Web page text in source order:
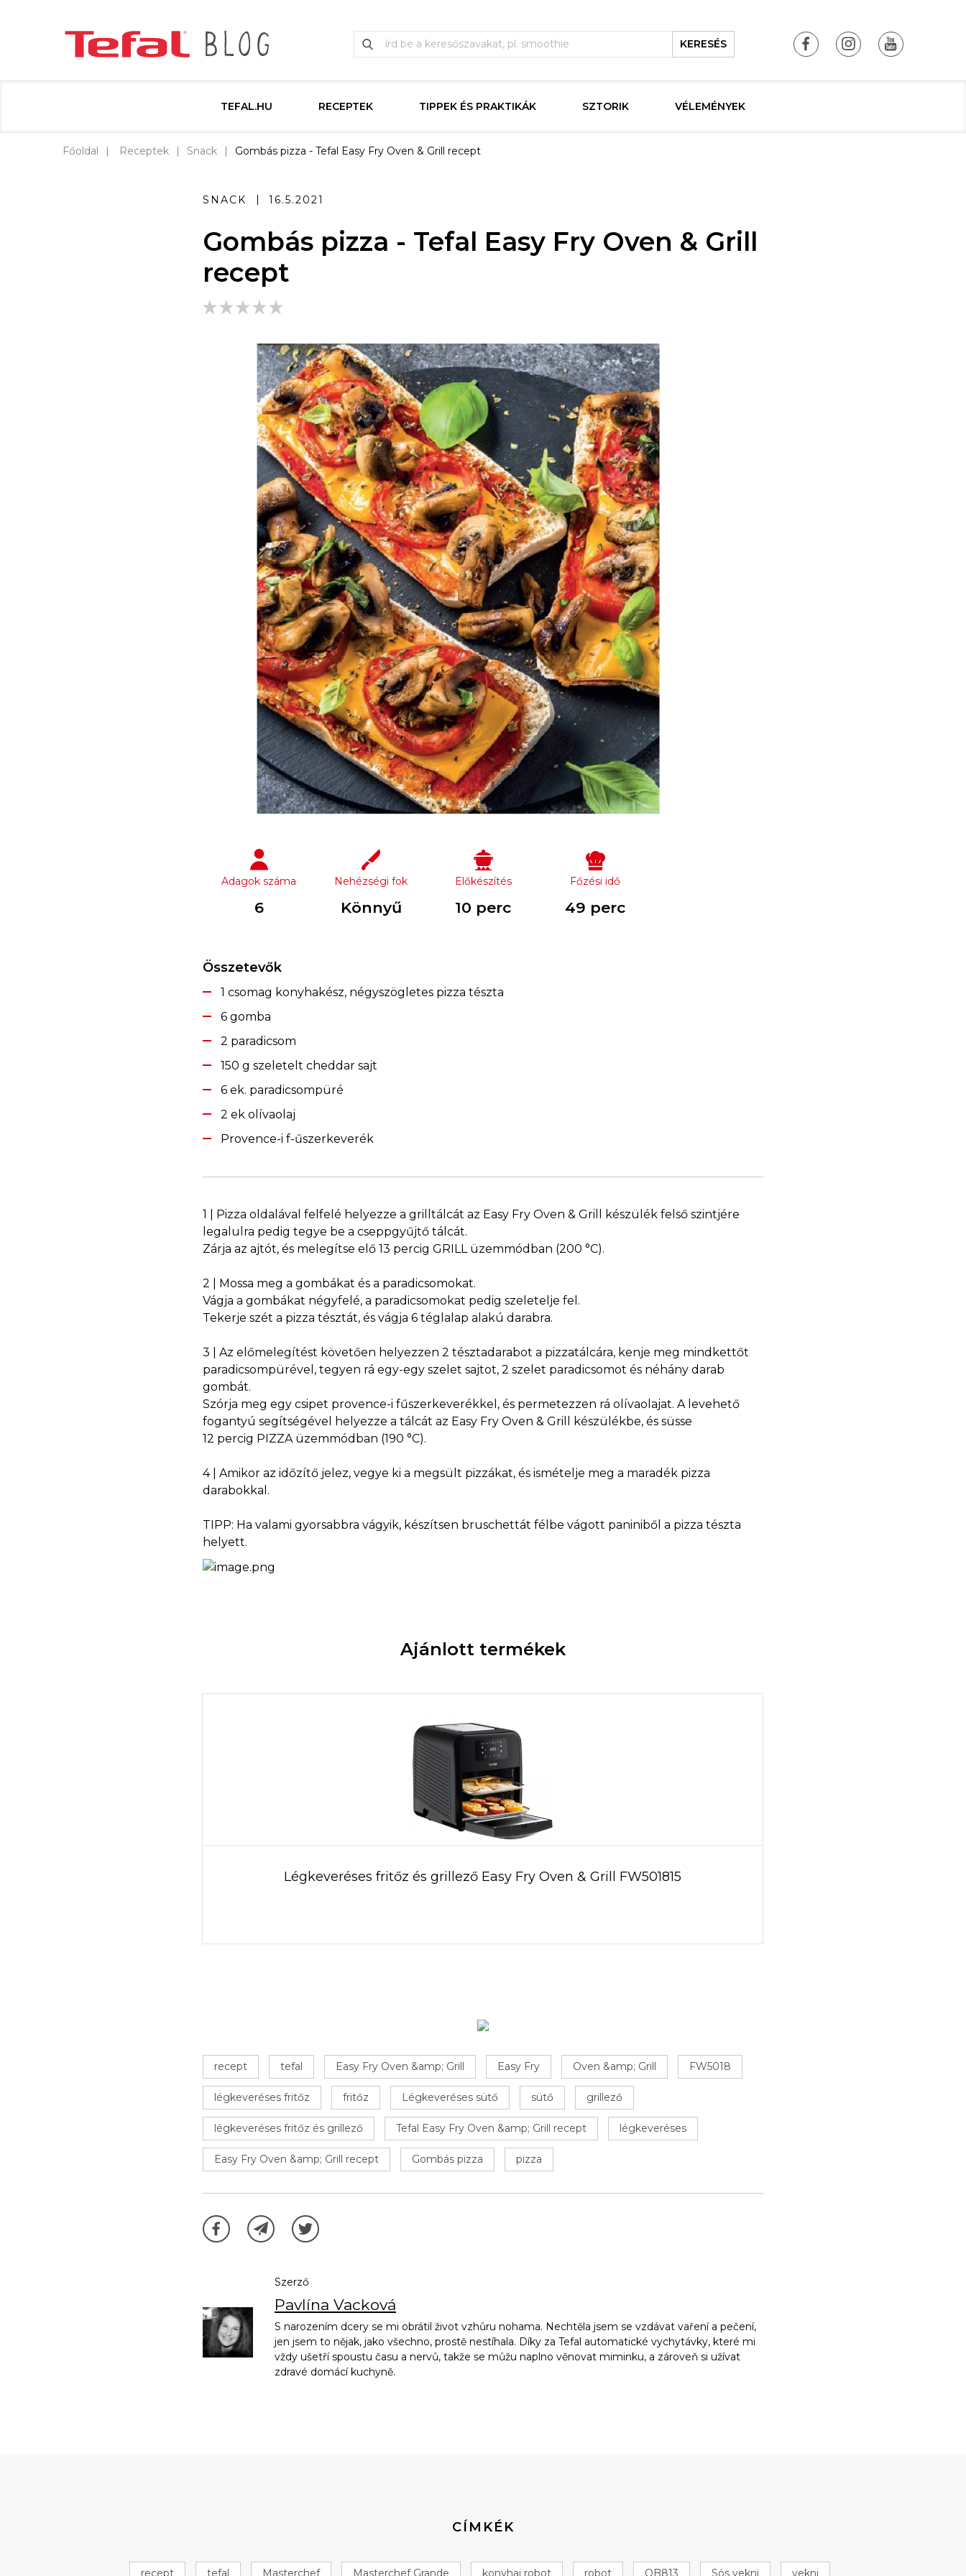
KERESÉS
TEFAL.HU RECEPTEK TIPPEK ÉS PRAKTIKÁK SZTORIK VÉLEMÉNYEK
Főoldal Receptek Snack Gombás pizza - Tefal Easy Fry Oven & Grill recept
SNACK 16.5.2021
Gombás pizza - Tefal Easy Fry Oven & Grill
recept
Adagok száma
6
Nehézségi fok
Könnyű
Előkészítés
10 perc
Főzési idő
49 perc
Összetevők
1 csomag konyhakész, négyszögletes pizza tészta
6 gomba
2 paradicsom
150 g szeletelt cheddar sajt
6 ek. paradicsompüré
2 ek olívaolaj
Provence-i f-űszerkeverék
1 | Pizza oldalával felfelé helyezze a grilltálcát az Easy Fry Oven & Grill készülék felső szintjére
legalulra pedig tegye be a cseppgyűjtő tálcát.
Zárja az ajtót, és melegítse elő 13 percig GRILL üzemmódban (200 °C).
2 | Mossa meg a gombákat és a paradicsomokat.
Vágja a gombákat négyfelé, a paradicsomokat pedig szeletelje fel.
Tekerje szét a pizza tésztát, és vágja 6 téglalap alakú darabra.
3 | Az előmelegítést követően helyezzen 2 tésztadarabot a pizzatálcára, kenje meg mindkettőt
paradicsompürével, tegyen rá egy-egy szelet sajtot, 2 szelet paradicsomot és néhány darab
gombát.
Szórja meg egy csipet provence-i fűszerkeverékkel, és permetezzen rá olívaolajat. A levehető
fogantyú segítségével helyezze a tálcát az Easy Fry Oven & Grill készülékbe, és süsse
12 percig PIZZA üzemmódban (190 °C).
4 | Amikor az időzítő jelez, vegye ki a megsült pizzákat, és ismételje meg a maradék pizza
darabokkal.
TIPP: Ha valami gyorsabbra vágyik, készítsen bruschettát félbe vágott paniniből a pizza tészta
helyett.
Ajánlott termékek
Légkeveréses fritőz és grillező Easy Fry Oven & Grill FW501815
recept tefal Easy Fry Oven &amp; Grill Easy Fry Oven &amp; Grill FW5018
légkeveréses fritőz fritőz Légkeveréses sütő sütő grillező
légkeveréses fritőz és grillező Tefal Easy Fry Oven &amp; Grill recept légkeveréses
Easy Fry Oven &amp; Grill recept Gombás pizza pizza
Szerző
Pavlína Vacková
S narozením dcery se mi obrátil život vzhůru nohama. Nechtěla jsem se vzdávat vaření a pečení,
jen jsem to nějak, jako všechno, prostě nestíhala. Díky za Tefal automatické vychytávky, které mi
vždy ušetří spoustu času a nervů, takže se můžu naplno věnovat miminku, a zároveň si užívat
zdravé domácí kuchyně.
CÍMKÉK
recept tefal Masterchef Masterchef Grande konyhai robot robot QB813 Sós vekni vekni